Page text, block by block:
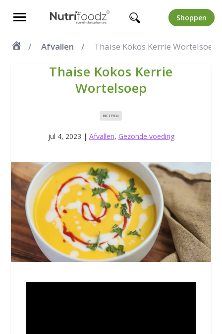
Shoppen
Afvallen Thaise Kokos Kerrie Wortelsoep
Thaise Kokos Kerrie
Wortelsoep
RECEPTEN
jul 4, 2023 | Afvallen, Gezonde voeding